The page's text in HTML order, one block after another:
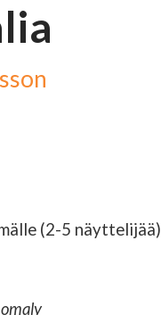
(2-5 näyttelijää)